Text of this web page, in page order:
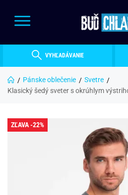
VYHĽADÁVANIE
Pánske oblečenie
Svetre
Klasický šedý sveter s okrúhlym
ZĽAVA -22%